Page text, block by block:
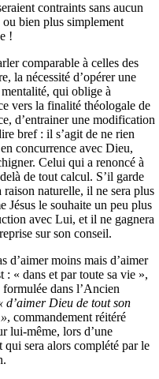
contraints sans aucun
bien plus simplement
!
comparable à celles des
la nécessité d’opérer une
qui oblige à
vers la finalité théologale de
d’entrainer une modification
bref : il s’agit de ne rien
concurrence avec Dieu,
Celui qui a renoncé à
de tout calcul. S’il garde
naturelle, il ne sera plus
Jésus le souhaite un peu plus
avec Lui, et il ne gagnera
sur son conseil.
d’aimer moins mais d’aimer
: « dans et par toute sa vie »,
dans l’Ancien
d’aimer Dieu de tout son
, commandement réitéré
lui-même, lors d’une
sera alors complété par le